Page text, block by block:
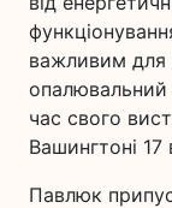
важливим для
опалювальний
час свого
Вашингтоні 17
Павлюк